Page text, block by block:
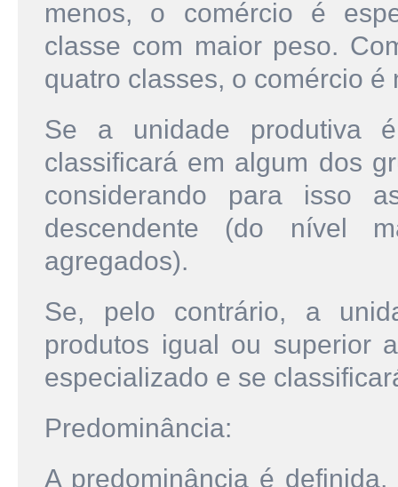
menos, o comércio é
classe com maior peso.
quatro classes, o comércio
Se a unidade produtiva
classificará em algum dos
considerando para isso
descendente (do nível
agregados).
Se, pelo contrário, a
produtos igual ou superior
especializado e se
Predominância:
A predominância é